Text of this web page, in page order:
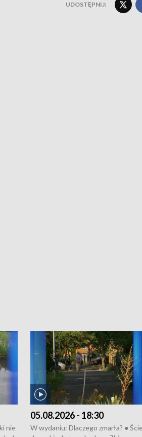
UDOSTĘPNIJ:
nie
05.08.2026 - 18:30
W wydaniu: Dlaczego zmarła? ●